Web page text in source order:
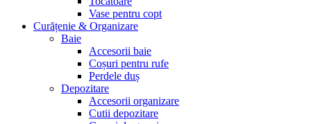
Vase pentru copt
Curățenie & Organizare
Baie
Accesorii baie
Coșuri pentru rufe
Perdele duș
Depozitare
Accesorii organizare
Cutii depozitare